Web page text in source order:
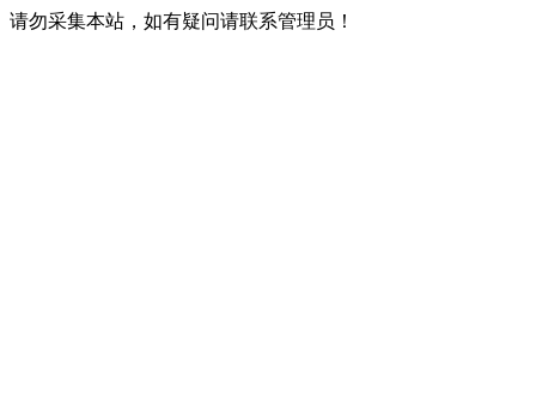
请勿采集本站，如有疑问请联系管理员！